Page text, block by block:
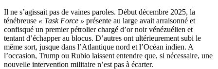
Il ne s’agissait pas de vaines paroles. Début décembre 2025, la
ténébreuse « Task Force » présente au large avait arraisonné et
confisqué un premier pétrolier chargé d’or noir vénézuélien et
tentant d’échapper au blocus. D’autres ont ultérieurement subi le
même sort, jusque dans l’Atlantique nord et l’Océan indien. A
l’occasion, Trump ou Rubio laissent entendre que, si nécessaire, une
nouvelle intervention militaire n’est pas à écarter.